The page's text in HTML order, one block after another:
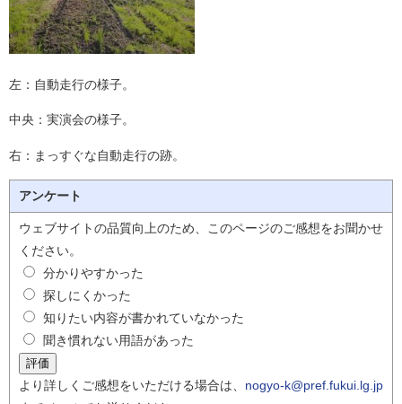
左：自動走行の様子。
中央：実演会の様子。
右：まっすぐな自動走行の跡。
アンケート
ウェブサイトの品質向上のため、このページのご感想をお聞かせ
ください。
分かりやすかった
探しにくかった
知りたい内容が書かれていなかった
聞き慣れない用語があった
より詳しくご感想をいただける場合は、 nogyo-k@pref.fukui.lg.jp